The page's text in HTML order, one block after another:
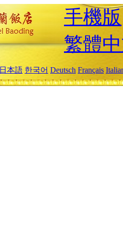
手機版
繁體
日本語 한국어 Deutsch Français